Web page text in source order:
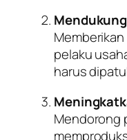
pelaku
harus
Mendorong